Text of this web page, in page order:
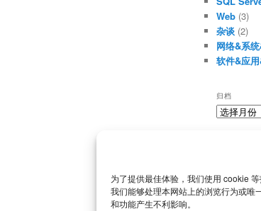
为了提供最佳体验，我们使用 cookie
我们能够处理本网站上的浏览行为或唯
和功能产生不利影响。
Web(3)
杂谈(2)
网络&系
软件&应
归档
归
条目 feed
评论 feed